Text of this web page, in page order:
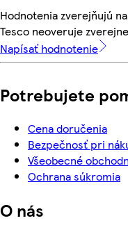
Hodnotenia zverejňujú
Tesco neoveruje
Napísať hodnotenie
Potrebujete
Cena doručenia
Bezpečnosť pri
Všeobecné
Ochrana súkromia
O nás